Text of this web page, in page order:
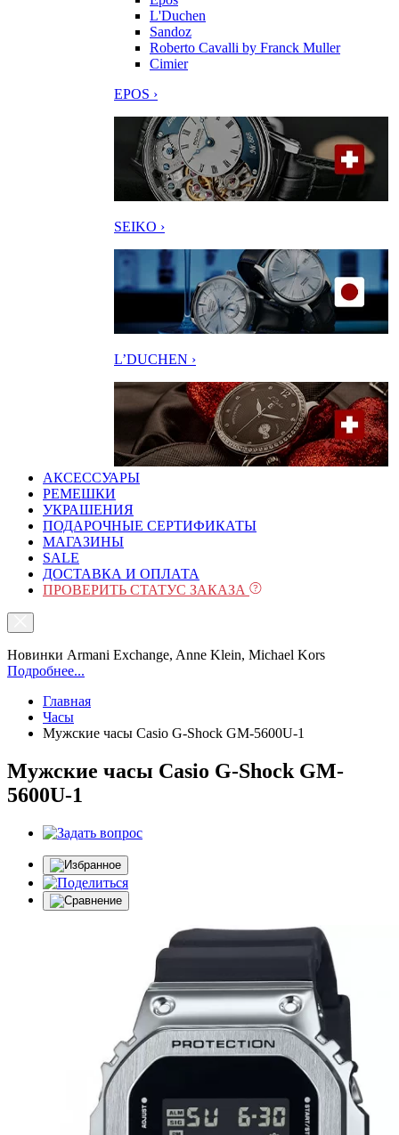
L'Duchen
Sandoz
Roberto Cavalli by Franck Muller
Cimier
EPOS ›
SEIKO ›
L’DUCHEN ›
АКСЕССУАРЫ
РЕМЕШКИ
УКРАШЕНИЯ
ПОДАРОЧНЫЕ СЕРТИФИКАТЫ
МАГАЗИНЫ
SALE
ДОСТАВКА И ОПЛАТА
ПРОВЕРИТЬ СТАТУС ЗАКАЗА
Новинки Armani Exchange, Anne Klein, Michael Kors
Подробнее...
Главная
Часы
Мужские часы Casio G-Shock GM-5600U-1
Мужские часы Casio G-Shock GM-
5600U-1